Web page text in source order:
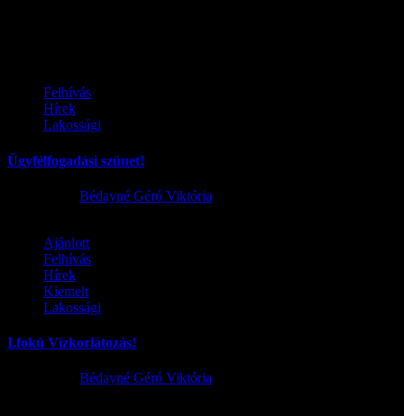
Felhívás
Hírek
Lakossági
Ügyfélfogadási szünet!
Bédayné Géró Viktória
Ajánlott
Felhívás
Hírek
Kiemelt
Lakossági
I.fokú Vízkorlátozás!
Bédayné Géró Viktória